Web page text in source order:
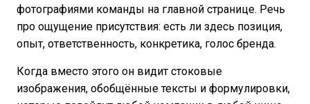
фотографиями команды на главной странице. Речь
про ощущение присутствия: есть ли здесь позиция,
опыт, ответственность, конкретика, голос бренда.
Когда вместо этого он видит стоковые
изображения, обобщённые тексты и формулировки,